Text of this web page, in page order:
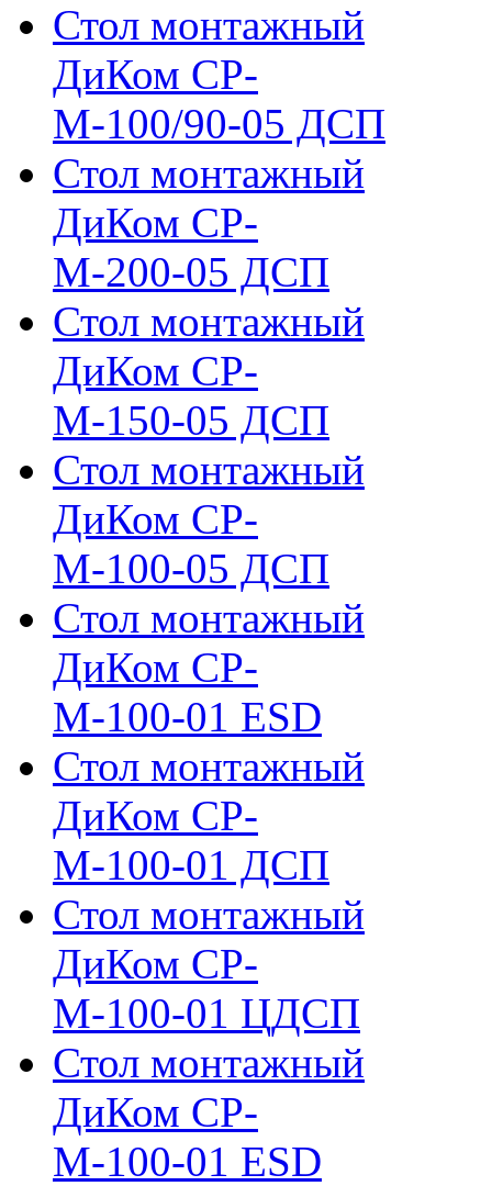
Стол монтажный
ДиКом СР-
М-100/90-05 ДСП
Стол монтажный
ДиКом СР-
М-200-05 ДСП
Стол монтажный
ДиКом СР-
М-150-05 ДСП
Стол монтажный
ДиКом СР-
М-100-05 ДСП
Стол монтажный
ДиКом СР-
М-100-01 ESD
Стол монтажный
ДиКом СР-
М-100-01 ДСП
Стол монтажный
ДиКом СР-
М-100-01 ЦДСП
Стол монтажный
ДиКом СР-
М-100-01 ESD